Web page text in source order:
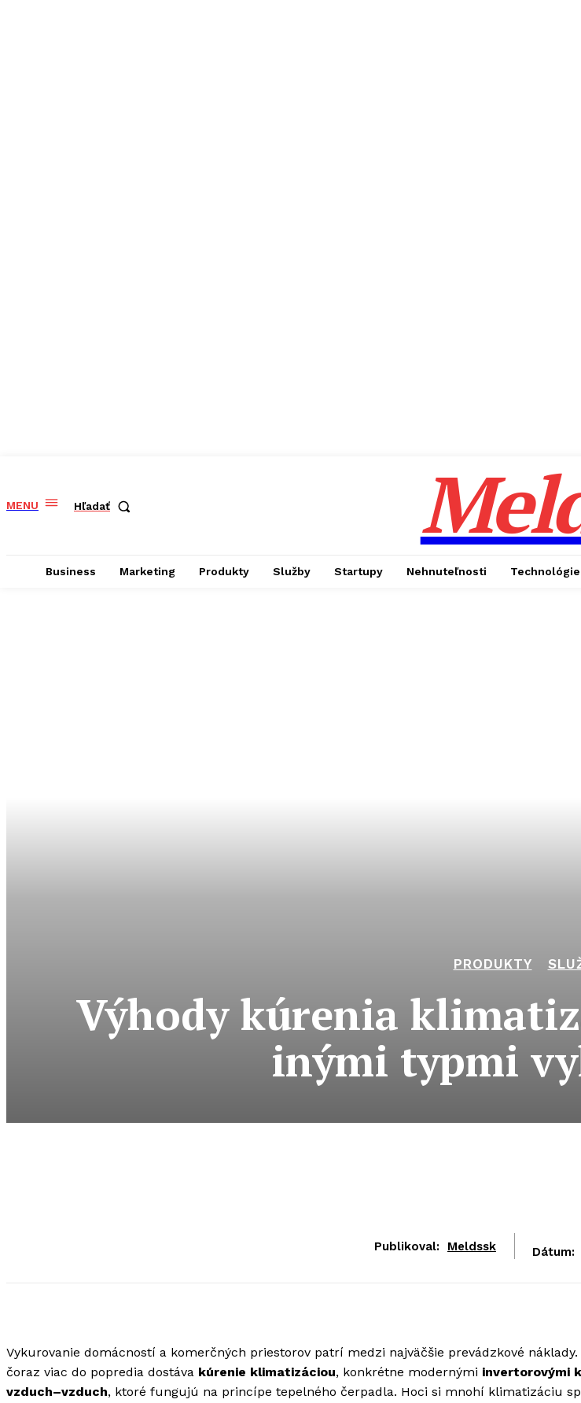
MENU Hľadať
Business Marketing Produkty Služby Startupy Nehnuteľnosti Technológie
PRODUKTY
Výhody kúrenia
inými typmi
Publikoval: Meldssk Dátum:
Vykurovanie domácností a komerčných priestorov patrí medzi najväčšie prevádzkové
čoraz viac do popredia dostáva kúrenie klimatizáciou, konkrétne modernými invertorovými
vzduch–vzduch, ktoré fungujú na princípe tepelného čerpadla. Hoci si mnohí klimatizáciu